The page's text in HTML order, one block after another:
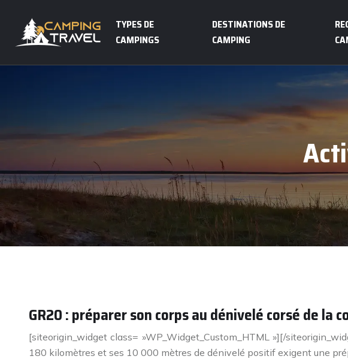
TYPES DE
CAMPINGS
DESTINATIONS DE
CAMPING
GR20 : préparer son corps au dénivelé corsé de la
[siteorigin_widget class= »WP_Widget_Custom_HTML »][/
180 kilomètres et ses 10 000 mètres de dénivelé positif exigent une